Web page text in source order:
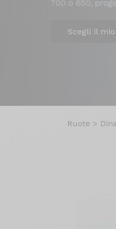
700 o 650,
Scegli il
Ruote >